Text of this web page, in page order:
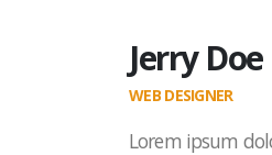
Jerry Doe
WEB DESIGNER
Lorem ipsum